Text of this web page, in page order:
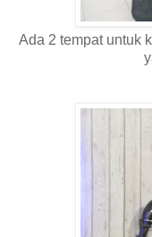
Ada 2 tempat untuk